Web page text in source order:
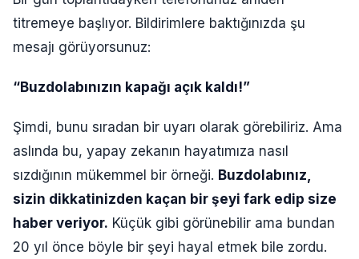
titremeye başlıyor. Bildirimlere baktığınızda şu
mesajı görüyorsunuz:
“Buzdolabınızın kapağı açık kaldı!”
Şimdi, bunu sıradan bir uyarı olarak görebiliriz. Ama
aslında bu, yapay zekanın hayatımıza nasıl
sızdığının mükemmel bir örneği. Buzdolabınız,
sizin dikkatinizden kaçan bir şeyi fark edip size
haber veriyor. Küçük gibi görünebilir ama bundan
20 yıl önce böyle bir şeyi hayal etmek bile zordu.